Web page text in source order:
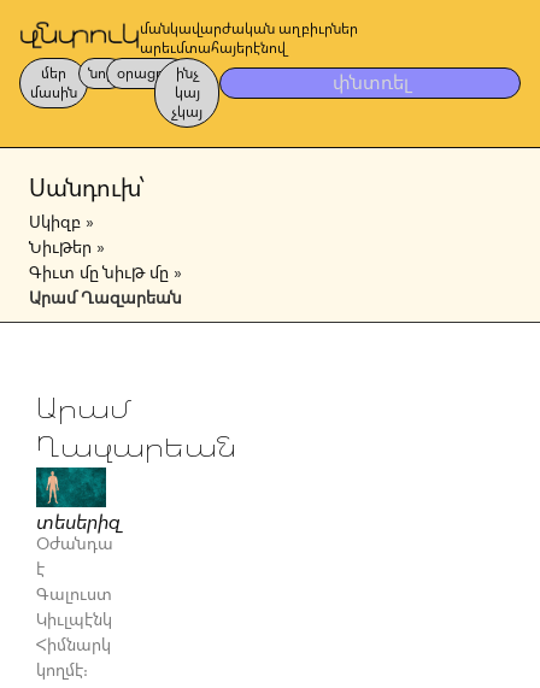
մանկավարժական աղբիւրներ
արեւմտահայերէնով
մեր
մասին
նոր օրացոյց
ինչ
կայ
չկայ
փնտռել
Սանդուխ՝
Սկիզբ »
Նիւթեր »
Գիւտ մը նիւթ մը »
Արամ Ղազարեան
Արամ
Ղազարեան
տեսերիզ
Օժանդակուած
է
Գալուստ
Կիւլպէնկեան
Հիմնարկութեան
կողմէ։